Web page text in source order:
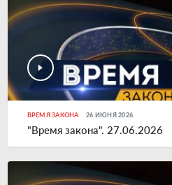
ВРЕМЯ ЗАКОНА 26 ИЮНЯ 2026
"Время закона". 27.06.2026